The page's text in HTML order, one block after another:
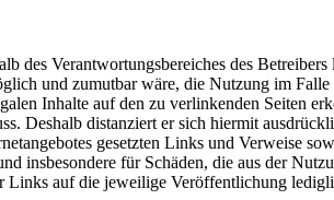
des Verantwortungsbereiches des
und zumutbar wäre, die Nutzung im
Inhalte auf den zu verlinkenden Seiten
Deshalb distanziert er sich hiermit
gesetzten Links und Verweise
für Schäden, die aus der
Links auf die jeweilige Veröffentlichung